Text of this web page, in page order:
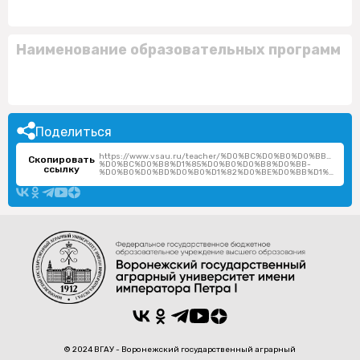
Наименование образовательных программ
Поделиться
Скопировать
ссылку
https://www.vsau.ru/teacher/
%D0%BC%D0%B8%D1%85%D0%B0%D0%B8%D0%BB-
%D0%B0%D0%BD%D0%B0%D1%82%D0%BE%D0%BB%D1%8C%D0%B5%D0%B2%D0%B8%D1%87/
© 2024 ВГАУ - Воронежский государственный аграрный